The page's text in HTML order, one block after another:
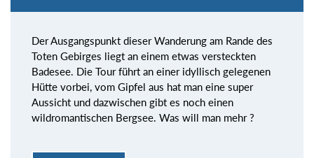
Der Ausgangspunkt dieser Wanderung am Rande des
Toten Gebirges liegt an einem etwas versteckten
Badesee. Die Tour führt an einer idyllisch gelegenen
Hütte vorbei, vom Gipfel aus hat man eine super
Aussicht und dazwischen gibt es noch einen
wildromantischen Bergsee. Was will man mehr ?